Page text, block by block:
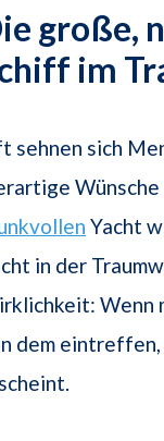
große,
im
sehnen sich
Wünsche
Yacht
in der
Wenn
dem eintreffen,